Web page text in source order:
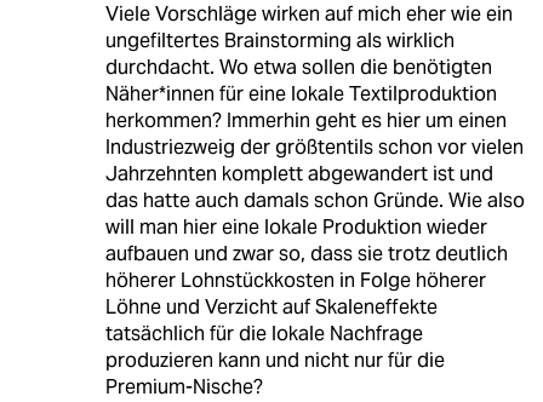
Viele Vorschläge wirken auf mich eher wie ein
ungefiltertes Brainstorming als wirklich
durchdacht. Wo etwa sollen die benötigten
Näher*innen für eine lokale Textilproduktion
herkommen? Immerhin geht es hier um einen
Industriezweig der größtentils schon vor vielen
Jahrzehnten komplett abgewandert ist und
das hatte auch damals schon Gründe. Wie also
will man hier eine lokale Produktion wieder
aufbauen und zwar so, dass sie trotz deutlich
höherer Lohnstückkosten in Folge höherer
Löhne und Verzicht auf Skaleneffekte
tatsächlich für die lokale Nachfrage
produzieren kann und nicht nur für die
Premium-Nische?